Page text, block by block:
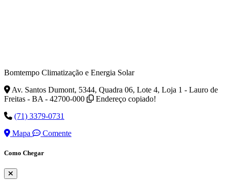
Bomtempo Climatização e Energia Solar
Av. Santos Dumont, 5344, Quadra 06, Lote 4, Loja 1 - Lauro de
Freitas - BA - 42700-000
Endereço copiado!
(71) 3379-0731
Mapa
Comente
Como Chegar